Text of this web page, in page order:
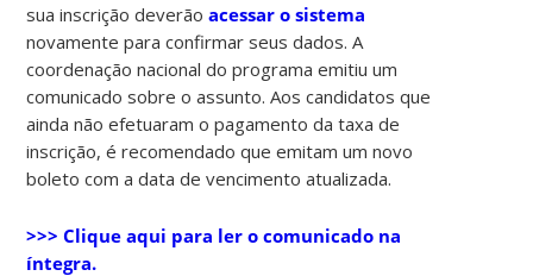
sua inscrição deverãoacessar o sistema
novamente para confirmar seus dados. A
coordenação nacional do programa emitiu um
comunicado sobre o assunto. Aos candidatos que
ainda não efetuaram o pagamento da taxa de
inscrição, é recomendado que emitam um novo
boleto com a data de vencimento atualizada.
>>> Clique aqui para ler o comunicado na
íntegra.